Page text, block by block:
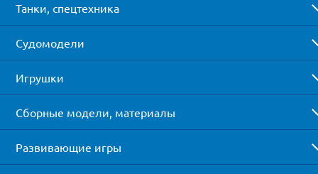
Танки, спецтехника
Судомодели
Игрушки
Сборные модели, материалы
Развивающие игры